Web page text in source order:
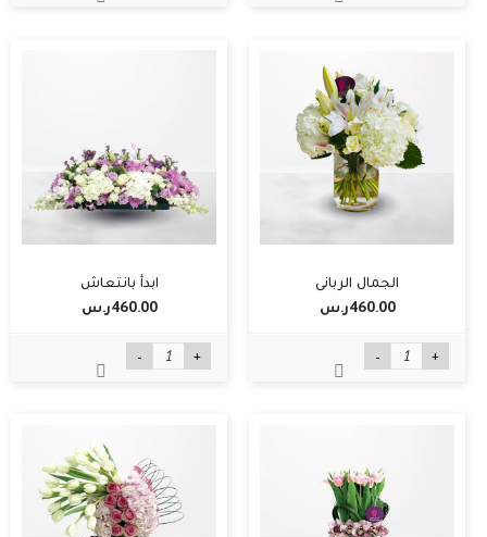
الجمال الرباني
460.00ر.س‏
- +
ابدأ بانتعاش
460.00ر.س‏
- +